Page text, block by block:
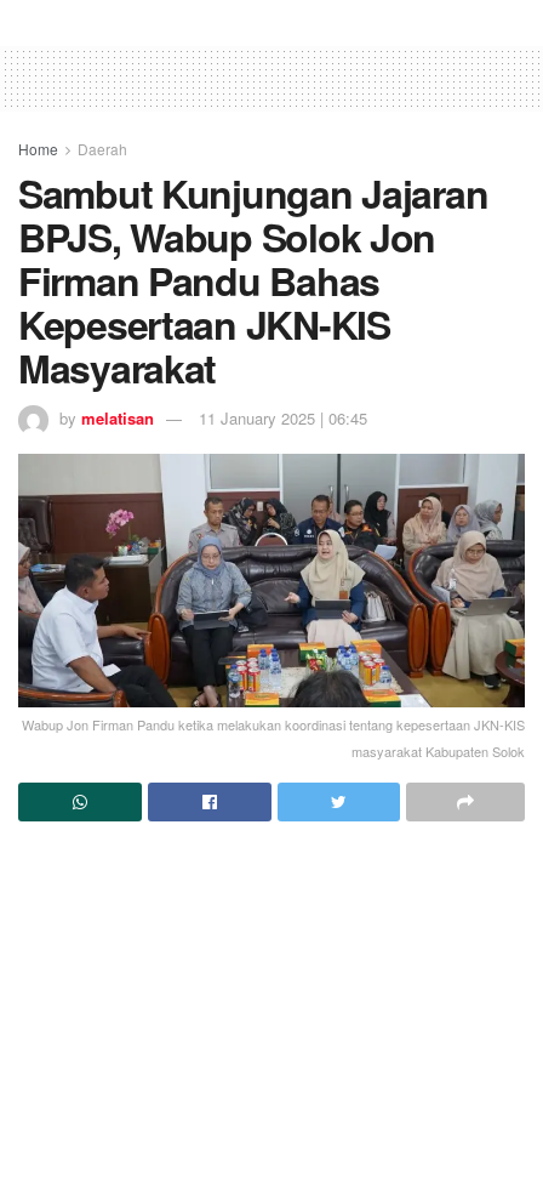
Home Daerah
Sambut Kunjungan Jajaran
BPJS, Wabup Solok Jon
Firman Pandu Bahas
Kepesertaan JKN-KIS
Masyarakat
by melatisan 11 January 2025 | 06:45
Wabup Jon Firman Pandu ketika melakukan koordinasi tentang kepesertaan JKN-KIS
masyarakat Kabupaten Solok